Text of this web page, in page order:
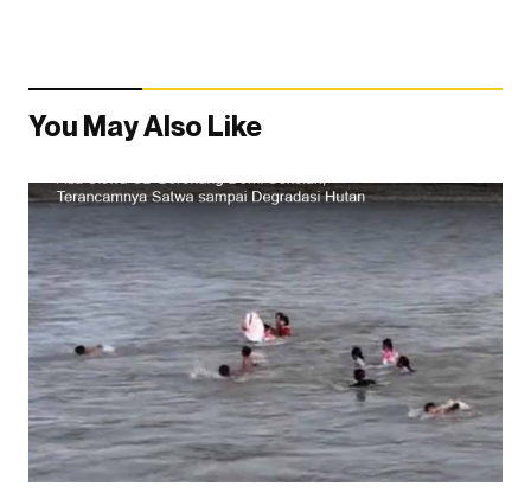
You May Also Like